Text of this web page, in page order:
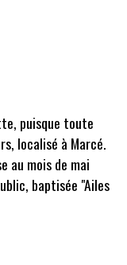
puisque toute
localisé à Marcé.
au mois de mai
baptisée "Ailes